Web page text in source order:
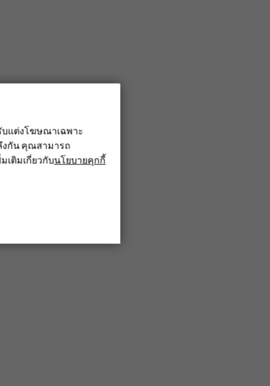
แต่งโฆษณาเฉพาะ
งกัน คุณสามารถ
เติมเกี่ยวกับนโยบายคุกกี้